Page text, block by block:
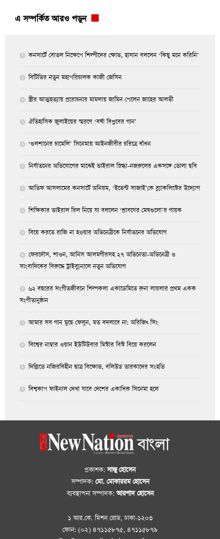
এ সম্পর্কিত আরও পড়ুন
কনসার্টে বোতল নিক্ষেপে শিল্পীদের ক্ষোভ, হাসান বললেন ‘কিছু মনে করিনি’
বিটিভির নতুন মহাপরিচালক কাজী জেসিন
স্ত্রীর আত্মহত্যায় প্ররোচনার মামলায় জামিন পেলেন জাহের আলভী
ঐতিহাসিক জুলাইয়ের স্মরণে ‘বর্ষা বিপ্লবের গান’
‘গুলশানের চামেলি’ সিনেমায় আইনজীবীর চরিত্রে বাঁধন
নির্যাতনের অভিযোগের মাঝেই ভাইরাল স্নিগ্ধা-নজরুলের একসঙ্গে তোলা ছবি
আতিফ আসলামের কনসার্টে অনিয়ম, ‘ইভেন্ট সাজাই’কে ব্ল্যাকলিস্টের উদ্যোগ
শিক্ষিকার ভাইরাল রিল নিয়ে যা বললেন ‘শ্রাবণের মেঘগুলো’র গায়ক
বিয়ে করতে রাজি না হওয়ার অভিনেত্রীকে নির্যাতনের অভিযোগ
ফেরদৌস, শাওন, আনিস আলমগীরসহ ২৭ অভিনেতা-অভিনেত্রী ও
সাংবাদিকের বিরুদ্ধে ট্রাইব্যুনালে নতুন অভিযোগ
৬২ বছরের সংগীতজীবনে শিল্পকলা একাডেমিতে রুনা লায়লার প্রথম একক
সংগীতানুষ্ঠান
আমার সব গান মুছে ফেলুন, মত বদলাবে না: অরিজিৎ সিং
বিশ্বের নাম্বার ওয়ান ইউটিউবার মিস্টার বিস্ট বিয়ে করলেন
দিল্লিতে নজিরবিহীন ছাত্র বিক্ষোভ, বলিউড তারকাদের সংহতি
বিশ্বকাপ ফাইনাল দেখা যাবে দেশের একাধিক সিনেমা হলে
প্রকাশক:সাজু হোসেন
সম্পাদক: মো. মোকাররম হোসেন
ব্যবস্থাপনা সম্পাদক:আরশাদ হোসেন
১ আর.কে. মিশন রোড, ঢাকা-১২০৩
ফোন: (০২) ৪৭১১৫৮৭৫, ৪৭১১৫৮৭৯